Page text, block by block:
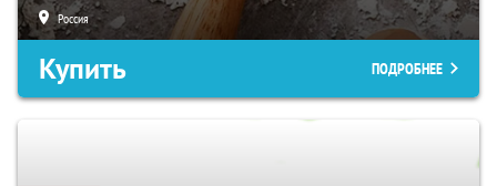
Россия
Купить ПОДРОБНЕЕ